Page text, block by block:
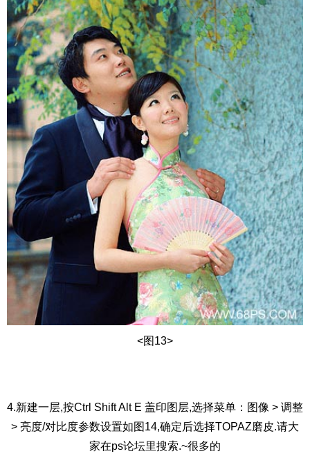
<图13>
4.新建一层,按Ctrl Shift Alt E 盖印图层,选择菜单：图像 > 调整
> 亮度/对比度参数设置如图14,确定后选择TOPAZ磨皮.请大
家在ps论坛里搜索.~很多的